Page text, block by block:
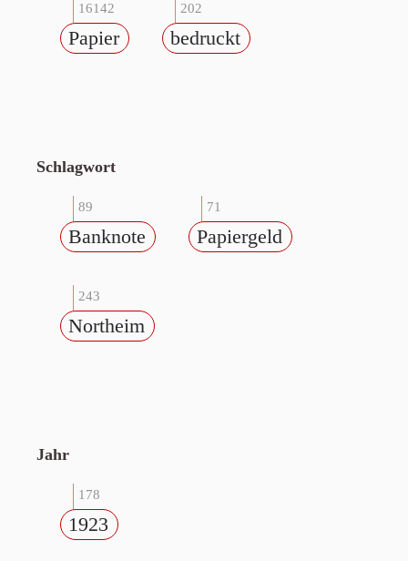
16142
Papier
202
bedruckt
Schlagwort
89
Banknote
71
Papiergeld
243
Northeim
Jahr
178
1923